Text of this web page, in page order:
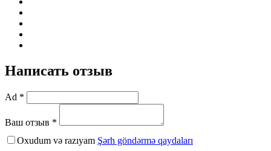
Написать отзыв
Ad *
Ваш отзыв *
Oxudum və razıyam Şərh göndərmə qaydaları